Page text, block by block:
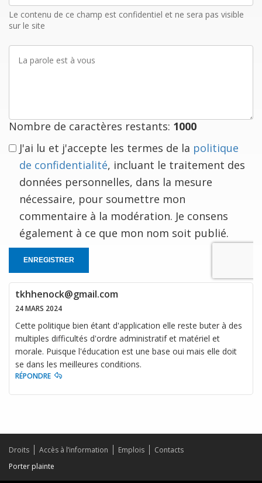
mail
Le contenu de ce champ est confidentiel et ne sera pas visible
sur le site
parole
Nombre de caractères restants: 1000
J'ai lu et j'accepte les termes de la politique
de confidentialité, incluant le traitement des
données personnelles, dans la mesure
nécessaire, pour soumettre mon
commentaire à la modération. Je consens
également à ce que mon nom soit publié.
ENREGISTRER
tkhhenock@gmail.com
24 MARS 2024
Cette politique bien étant d'application elle reste buter à des
multiples difficultés d'ordre administratif et matériel et
morale. Puisque l'éducation est une base oui mais elle doit
se dans les meilleures conditions.
RÉPONDRE
Droits Accès à l’information Emplois
Contacts
Porter plainte